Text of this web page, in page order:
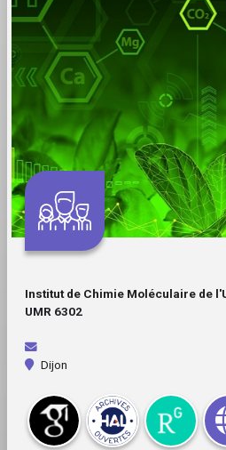
Institut de Chimie Moléculaire de
UMR 6302
Dijon